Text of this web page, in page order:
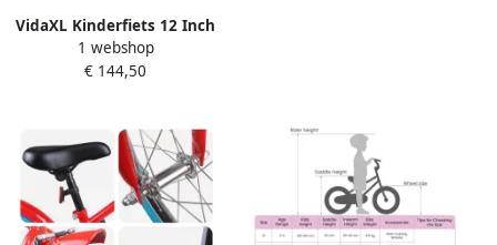
VidaXL Kinderfiets 12 Inch
voor 2-4 jaar oud Rood
1 webshop
€ 144,50